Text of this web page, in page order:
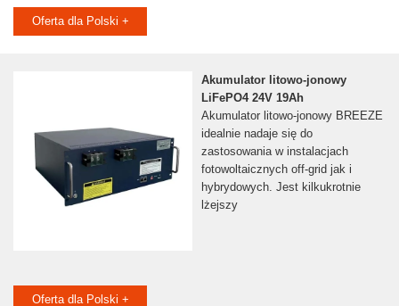
Oferta dla Polski +
Akumulator litowo-jonowy
LiFePO4 24V 19Ah
Akumulator litowo-jonowy BREEZE
idealnie nadaje się do
zastosowania w instalacjach
fotowoltaicznych off-grid jak i
hybrydowych. Jest kilkukrotnie
lżejszy
Oferta dla Polski +